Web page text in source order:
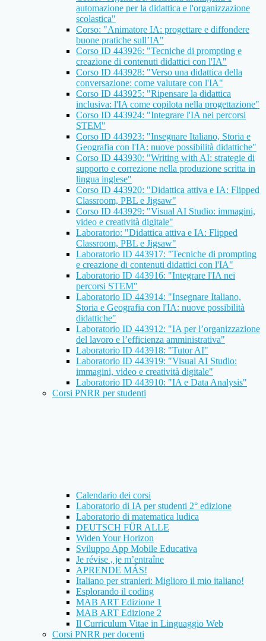
automazione per la didattica e l'organizzazione
scolastica"
Corso: "Animatore IA: progettare e diffondere
buone pratiche sull’IA"
Corso ID 443926: "Tecniche di prompting e
creazione di contenuti didattici con l'IA"
Corso ID 443928: "Verso una didattica della
conversazione: come valutare con l'IA"
Corso ID 443925: "Ripensare la didattica
inclusiva: l'IA come copilota nella progettazione"
Corso ID 443924: "Integrare l'IA nei percorsi
STEM"
Corso ID 443923: "Insegnare Italiano, Storia e
Geografia con l'IA: nuove possibilità didattiche"
Corso ID 443930: "Writing with AI: strategie di
supporto e correzione nella produzione scritta in
lingua inglese"
Corso ID 443920: "Didattica attiva e IA: Flipped
Classroom, PBL e Jigsaw"
Corso ID 443929: "Visual AI Studio: immagini,
video e creatività digitale"
Laboratorio: "Didattica attiva e IA: Flipped
Classroom, PBL e Jigsaw"
Laboratorio ID 443917: "Tecniche di prompting
e creazione di contenuti didattici con l'IA"
Laboratorio ID 443916: "Integrare l'IA nei
percorsi STEM"
Laboratorio ID 443914: "Insegnare Italiano,
Storia e Geografia con l'IA: nuove possibilità
didattiche"
Laboratorio ID 443912: "IA per l’organizzazione
del lavoro e l’efficienza amministrativa"
Laboratorio ID 443918: "Tutor AI"
Laboratorio ID 443919: "Visual AI Studio:
immagini, video e creatività digitale"
Laboratorio ID 443910: "IA e Data Analysis"
Corsi PNRR per studenti
Calendario dei corsi
Laboratorio di IA per studenti 2° edizione
Laboratorio di matematica ludica
DEUTSCH FÜR ALLE
Widen Your Horizon
Sviluppo App Mobile Educativa
Je révise , je m’entraîne
APRENDE MÁS!
Italiano per stranieri: Miglioro il mio italiano!
Esplorando il coding
MAB ART Edizione 1
MAB ART Edizione 2
Il Curriculum Vitae in Linguaggio Web
Corsi PNRR per docenti